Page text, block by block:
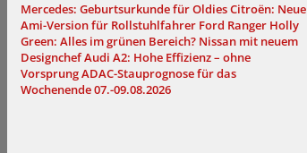
Mercedes: Geburtsurkunde für OldiesCitroën: Neue
Ami-Version für Rollstuhlfahrer Ford Ranger Holly
Green: Alles im grünen Bereich? Nissan mit neuem
DesignchefAudi A2: Hohe Effizienz – ohne
VorsprungADAC-Stauprognose für das
Wochenende 07.-09.08.2026